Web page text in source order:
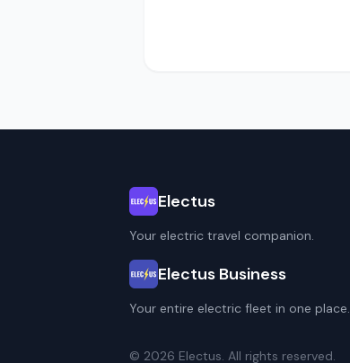
Electus
Your electric travel companion.
Electus Business
Your entire electric fleet in one place.
© 2026 Electus. All rights reserved.